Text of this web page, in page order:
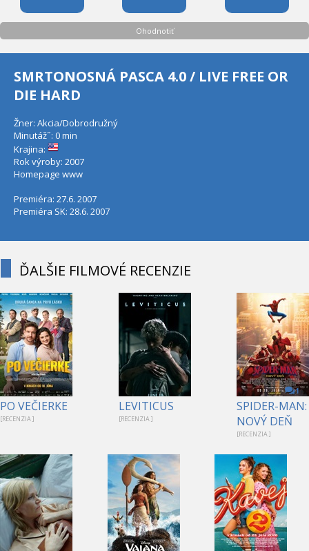
Ohodnotiť
SMRTONOSNÁ PASCA 4.0 / LIVE FREE OR
DIE HARD
Žner: Akcia/Dobrodružný
Minutáž˝: 0 min
Krajina:
Rok výroby: 2007
Homepage www
Premiéra: 27.6. 2007
Premiéra SK: 28.6. 2007
ĎALŠIE FILMOVÉ RECENZIE
PO VEČIERKE
[RECENZIA ]
LEVITICUS
[RECENZIA ]
1
SPIDER-MAN:
NOVÝ DEŇ
[RECENZIA ]